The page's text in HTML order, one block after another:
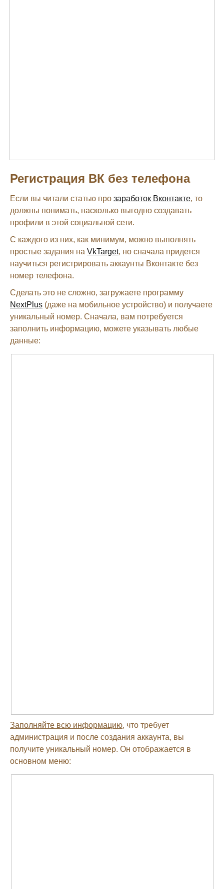
Регистрация ВК без телефона
Если вы читали статью про заработок Вконтакте, то
должны понимать, насколько выгодно создавать
профили в этой социальной сети.
С каждого из них, как минимум, можно выполнять
простые задания на VkTarget, но сначала придется
научиться регистрировать аккаунты Вконтакте без
номер телефона.
Сделать это не сложно, загружаете программу
NextPlus (даже на мобильное устройство) и получаете
уникальный номер. Сначала, вам потребуется
заполнить информацию, можете указывать любые
данные:
Заполняйте всю информацию, что требует
администрация и после создания аккаунта, вы
получите уникальный номер. Он отображается в
основном меню: